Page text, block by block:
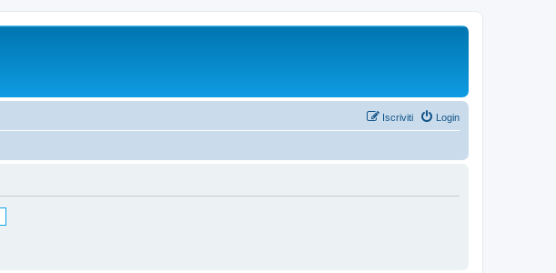
Login
Iscriviti